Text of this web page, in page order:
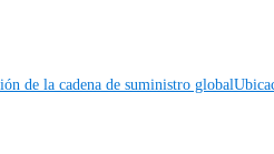
de la cadena de suministro global